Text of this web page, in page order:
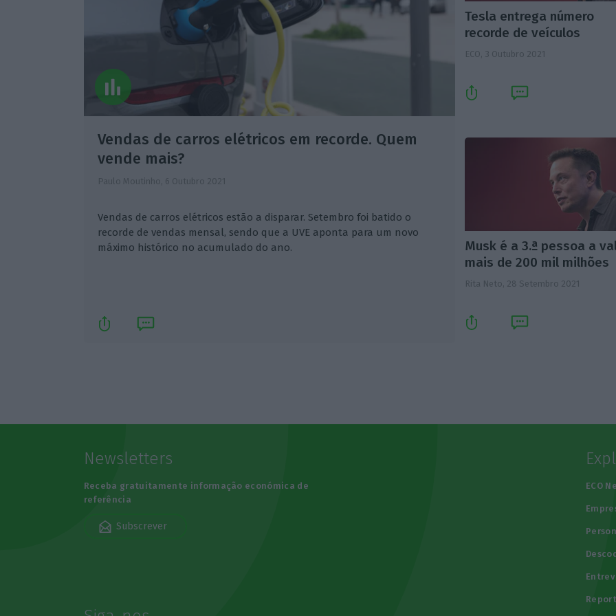
Vendas de carros elétricos em recorde. Quem
vende mais?
Paulo Moutinho, 6 Outubro 2021
Vendas de carros elétricos estão a disparar. Setembro foi batido o
recorde de vendas mensal, sendo que a UVE aponta para um novo
máximo histórico no acumulado do ano.
Tesla entrega número
recorde de veículos
ECO, 3 Outubro 2021
Musk é a 3.ª pessoa a
mais de 200 mil milhões
Rita Neto, 28 Setembro 2021
Newsletters
Receba gratuitamente informação económica de
referência
Subscrever
ECO